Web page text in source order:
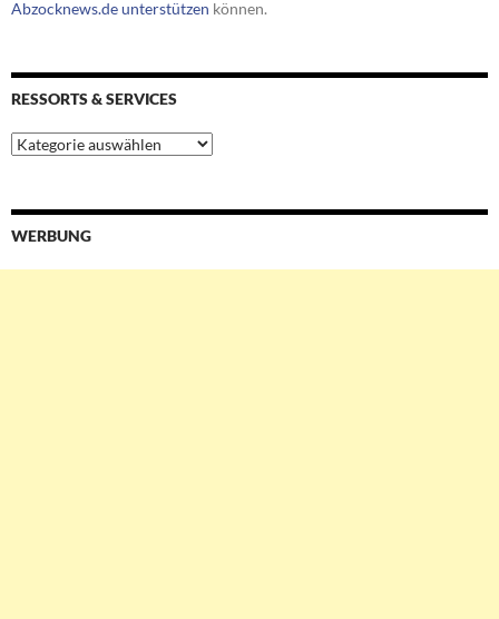
Abzocknews.de unterstützen können.
RESSORTS & SERVICES
Ressorts
&
WERBUNG